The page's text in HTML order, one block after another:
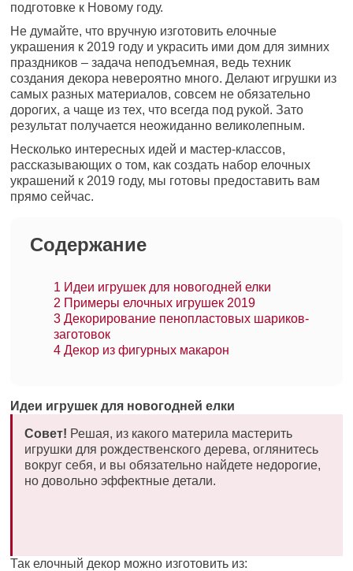
подготовке к Новому году.
Не думайте, что вручную изготовить елочные
украшения к 2019 году и украсить ими дом для зимних
праздников – задача неподъемная, ведь техник
создания декора невероятно много. Делают игрушки из
самых разных материалов, совсем не обязательно
дорогих, а чаще из тех, что всегда под рукой. Зато
результат получается неожиданно великолепным.
Несколько интересных идей и мастер-классов,
рассказывающих о том, как создать набор елочных
украшений к 2019 году, мы готовы предоставить вам
прямо сейчас.
Содержание
1 Идеи игрушек для новогодней елки
2 Примеры елочных игрушек 2019
3 Декорирование пенопластовых шариков-
заготовок
4 Декор из фигурных макарон
Идеи игрушек для новогодней елки
Совет! Решая, из какого материла мастерить
игрушки для рождественского дерева, оглянитесь
вокруг себя, и вы обязательно найдете недорогие,
но довольно эффектные детали.
Так елочный декор можно изготовить из: